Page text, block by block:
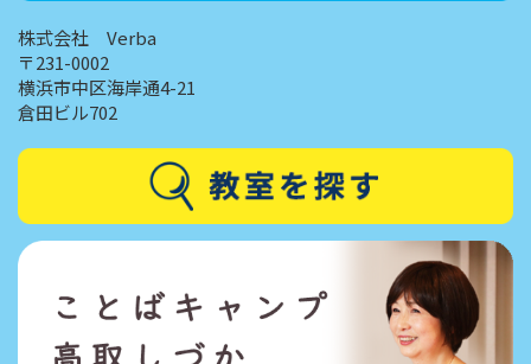
株式会社 Verba
〒231-0002
横浜市中区海岸通4-21
倉田ビル702